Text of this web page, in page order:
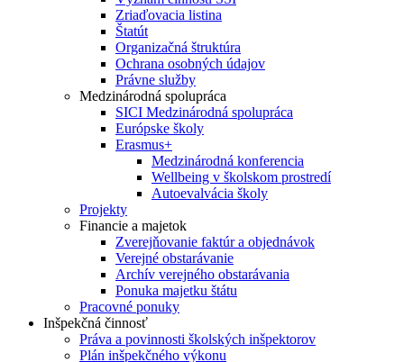
Zriaďovacia listina
Štatút
Organizačná štruktúra
Ochrana osobných údajov
Právne služby
Medzinárodná spolupráca
SICI Medzinárodná spolupráca
Európske školy
Erasmus+
Medzinárodná konferencia
Wellbeing v školskom prostredí
Autoevalvácia školy
Projekty
Financie a majetok
Zverejňovanie faktúr a objednávok
Verejné obstarávanie
Archív verejného obstarávania
Ponuka majetku štátu
Pracovné ponuky
Inšpekčná činnosť
Práva a povinnosti školských inšpektorov
Plán inšpekčného výkonu